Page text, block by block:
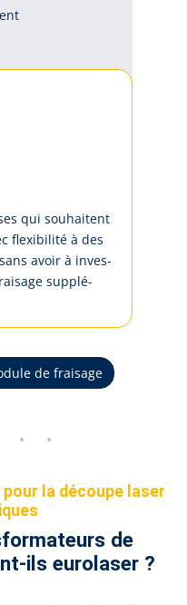
qui sou­hai­tent
fle­xi­bi­li­té à des
a­voir à in­ves­
sup­plé­
de fraisage
pour la découpe laser
de
ils eurolaser ?